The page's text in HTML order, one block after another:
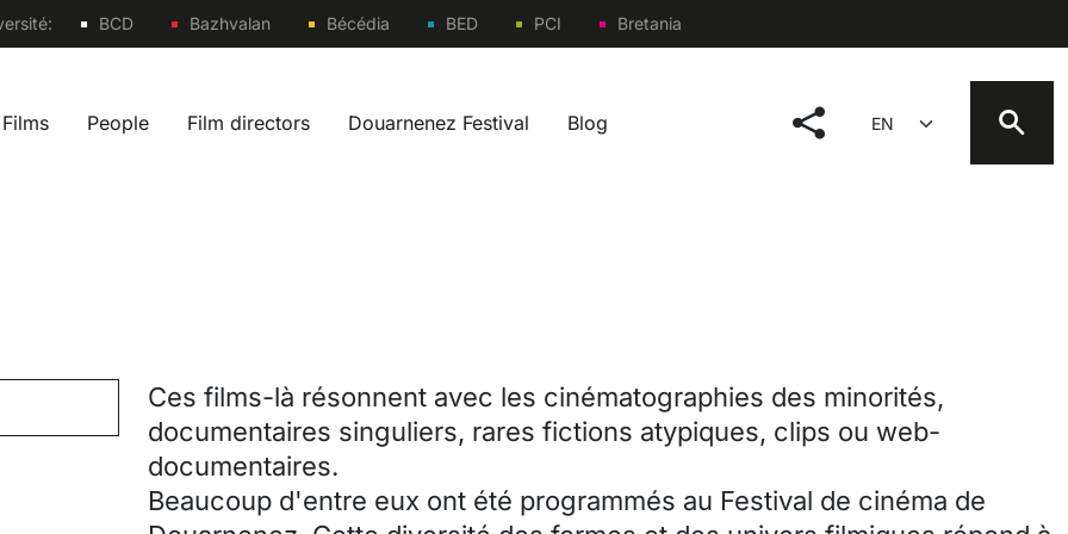
Sites
BCD Bazhvalan Bécédia BED PCI Bretania
navigation fr
Films People Film directors Douarnenez Festival Blog social menu
Select your language
Ces films-là résonnent avec les cinématographies des minorités,
documentaires singuliers, rares fictions atypiques, clips ou web-
documentaires.
Beaucoup d'entre eux ont été programmés au Festival de cinéma de